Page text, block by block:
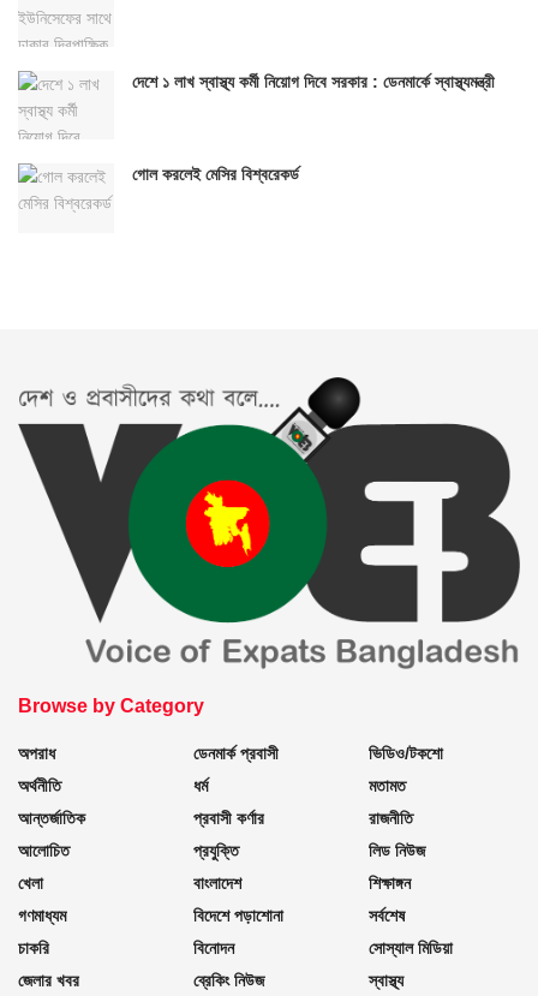
দেশে ১ লাখ স্বাস্থ্য কর্মী নিয়োগ দিবে সরকার : ডেনমার্কে স্বাস্থ্যমন্ত্রী
গোল করলেই মেসির বিশ্বরেকর্ড
Browse by Category
অপরাধ
অর্থনীতি
আন্তর্জাতিক
আলোচিত
খেলা
গণমাধ্যম
চাকরি
জেলার খবর
ডেনমার্ক প্রবাসী
ধর্ম
প্রবাসী কর্ণার
প্রযুক্তি
বাংলাদেশ
বিদেশে পড়াশোনা
বিনোদন
ব্রেকিং নিউজ
ভিডিও/টকশো
মতামত
রাজনীতি
লিড নিউজ
শিক্ষাঙ্গন
সর্বশেষ
সোস্যাল মিডিয়া
স্বাস্থ্য